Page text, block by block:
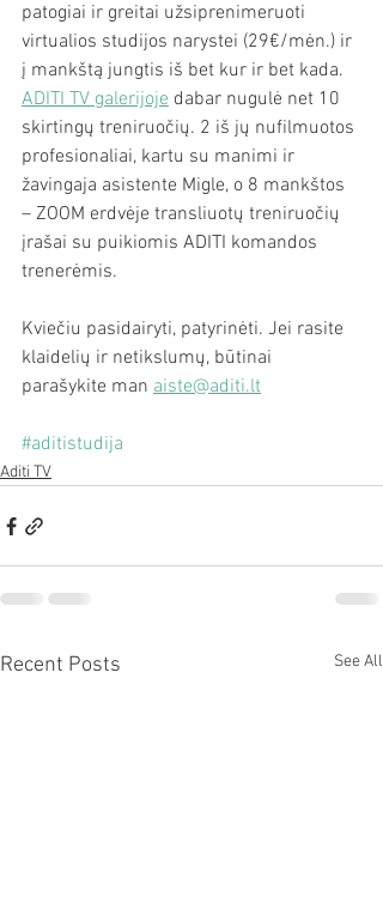
patogiai ir greitai užsiprenimeruoti
virtualios studijos narystei (29€/mėn.) ir
į mankštą jungtis iš bet kur ir bet kada.
ADITI TV galerijoje dabar nugulė net 10
skirtingų treniruočių. 2 iš jų nufilmuotos
profesionaliai, kartu su manimi ir
žavingaja asistente Migle, o 8 mankštos
– ZOOM erdvėje transliuotų treniruočių
įrašai su puikiomis ADITI komandos
trenerėmis.
Kviečiu pasidairyti, patyrinėti. Jei rasite
klaidelių ir netikslumų, būtinai
parašykite man aiste@aditi.lt
#aditistudija
Aditi TV
Recent Posts See All